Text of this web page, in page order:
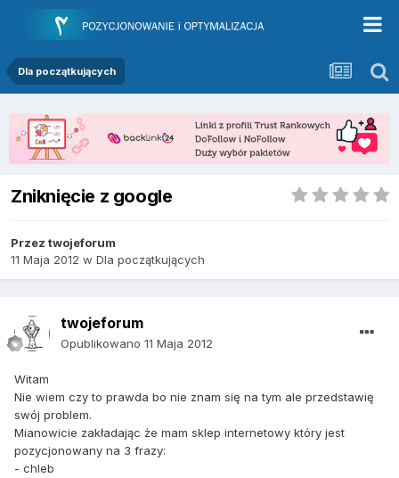
Dla początkujących
Zniknięcie z google
Przez twojeforum
11 Maja 2012 w Dla początkujących
twojeforum
Opublikowano 11 Maja 2012
Witam
Nie wiem czy to prawda bo nie znam się na tym ale przedstawię
swój problem.
Mianowicie zakładając że mam sklep internetowy który jest
pozycjonowany na 3 frazy:
- chleb